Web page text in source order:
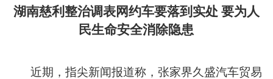
湖南慈利整治调表网约车要落到实处 要为人
民生命安全消除隐患
近期，指尖新闻报道称，张家界久盛汽车贸易